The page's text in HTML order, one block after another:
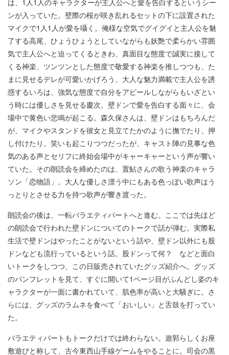
ンが入っていた。壁際の桜が咲き乱れるセットの下に設置された
マイクで1人1人が愛を囁く。俺様な空気でグイグイと主人公を魅
了する高尾、ひょうひょうとしていながらも妖艶で柔らかい雰囲
気で主人公へと迫ってくるときわ、真面目な態度で誠実に接して
くる神楽、ツンツンとした態度で敬愛する神楽を推しつつも、た
まに見せるデレが可愛いかげろう、大人な魅力満載で主人公を誘
惑するいろは、強気な態度で自分をアピールしながらもいざとい
う時には優しさを見せる慶次。壁ドンで愛を告白する面々に、会
場中で黄色い悲鳴が起こる。森久保さんは、壁ドンはもちろんだ
が、マイクやスタンドを彼女と見立てたかのように撫でたり、押
し付けたり。笑いも起こりつつだったが、キャスト陣の見事な色
気のある声とセリフに終始会場中がキャーキャーという声が響い
ていた。その朗読会を締めたのは、置鮎さんの歌う神楽のキャラ
ソン「恋物語」。大人な優しさ漂う中にもある色っぽい歌声はう
っとりとさせる力を持つ歌声が響き渡った。
朗読会の後は、一転バラエティパートへと進む。ここでは先ほど
の朗読会で行われた壁ドンについてのトークで話が弾む。実際私
生活で壁ドンはやったことがないという話や、壁ドン以外にも股
ドンなども流行っているという話。股ドンって何？ などと面白
いトークをしつつ、この日販売されていたグッズ紹介へ。グッズ
のパンフレットを見て、すぐに開いて1ページ目がふんどし姿のキ
ャラクターが一面に書かれていて、肌色率が高いと大騒ぎに。さ
らには、グッズのラムネを食べて「おいしい」と舌鼓を打ってい
た。
バラエティパートもトークだけでは終わらない。遊郭らしくお座
敷遊びと称して、古今東西山手線ゲームをやることに。司会の黒